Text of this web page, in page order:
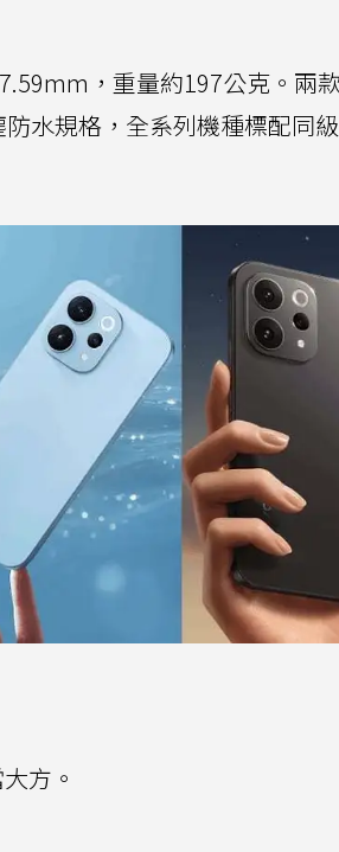
，重量約197公克。兩
水規格，全系列機種標配同
方。